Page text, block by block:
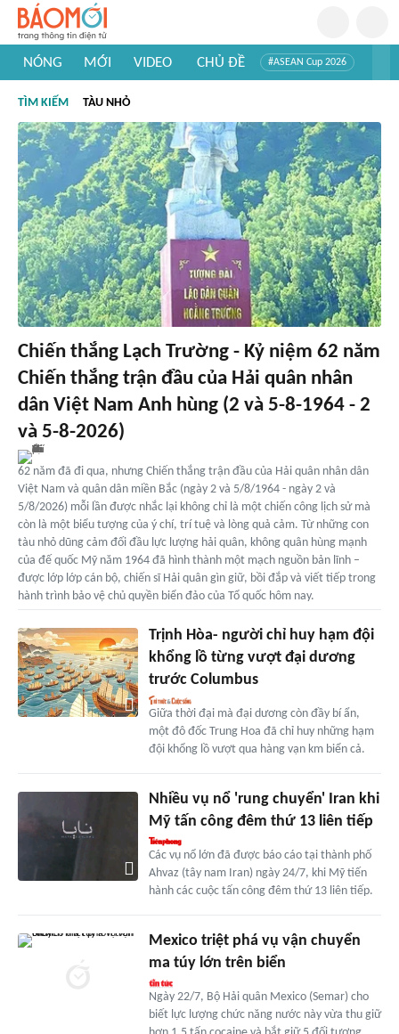
NÓNG MỚI VIDEO CHỦ ĐỀ #ASEAN Cup 2026
#Khám phá thế giới
TÌM KIẾM TÀU NHỎ
Chiến thắng Lạch Trường - Kỷ niệm 62 năm
Chiến thắng trận đầu của Hải quân nhân
dân Việt Nam Anh hùng (2 và 5-8-1964 - 2
và 5-8-2026)
62 năm đã đi qua, nhưng Chiến thắng trận đầu của Hải quân nhân dân
Việt Nam và quân dân miền Bắc (ngày 2 và 5/8/1964 - ngày 2 và
5/8/2026) mỗi lần được nhắc lại không chỉ là một chiến công lịch sử mà
còn là một biểu tượng của ý chí, trí tuệ và lòng quả cảm. Từ những con
tàu nhỏ dũng cảm đối đầu lực lượng hải quân, không quân hùng mạnh
của đế quốc Mỹ năm 1964 đã hình thành một mạch nguồn bản lĩnh –
được lớp lớp cán bộ, chiến sĩ Hải quân gìn giữ, bồi đắp và viết tiếp trong
hành trình bảo vệ chủ quyền biển đảo của Tổ quốc hôm nay.
Trịnh Hòa- người chỉ huy hạm đội
khổng lồ từng vượt đại dương
trước Columbus
Giữa thời đại mà đại dương còn đầy bí ẩn,
một đô đốc Trung Hoa đã chỉ huy những hạm
đội khổng lồ vượt qua hàng vạn km biển cả.
Nhiều vụ nổ 'rung chuyển' Iran khi
Mỹ tấn công đêm thứ 13 liên tiếp
Các vụ nổ lớn đã được báo cáo tại thành phố
Ahvaz (tây nam Iran) ngày 24/7, khi Mỹ tiến
hành các cuộc tấn công đêm thứ 13 liên tiếp.
Mexico triệt phá vụ vận chuyển
ma túy lớn trên biển
Ngày 22/7, Bộ Hải quân Mexico (Semar) cho
biết lực lượng chức năng nước này vừa thu giữ